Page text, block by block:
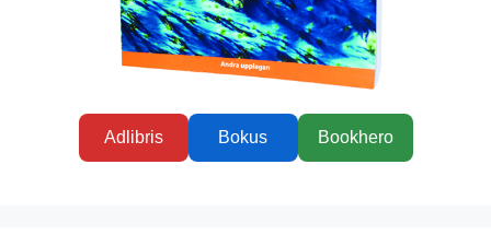
Adlibris Bokus Bookhero